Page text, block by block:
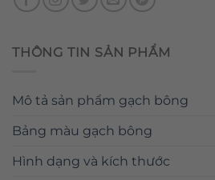
THÔNG TIN SẢN PHẨM
Mô tả sản phẩm gạch bông
Bảng màu gạch bông
Hình dạng và kích thước